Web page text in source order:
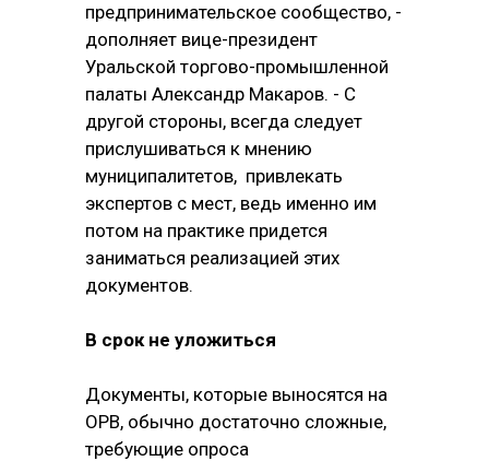
предпринимательское сообщество, -
дополняет вице-президент
Уральской торгово-промышленной
палаты Александр Макаров. - С
другой стороны, всегда следует
прислушиваться к мнению
муниципалитетов, привлекать
экспертов с мест, ведь именно им
потом на практике придется
заниматься реализацией этих
документов.
В срок не уложиться
Документы, которые выносятся на
ОРВ, обычно достаточно сложные,
требующие опроса